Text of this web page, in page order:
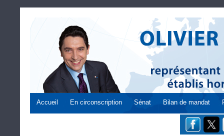
Accueil En circonscription Sénat Bilan de mandat